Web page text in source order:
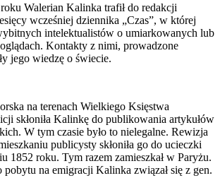
Walerian Kalinka trafił do redakcji
wcześniej dziennika „Czas”, w której
intelektualistów o umiarkowanych lub
Kontakty z nimi, prowadzone
jego wiedzę o świecie.
na terenach Wielkiego Księstwa
skłoniła Kalinkę do publikowania artykułów
W tym czasie było to nielegalne. Rewizja
publicysty skłoniła go do ucieczki
1852 roku. Tym razem zamieszkał w Paryżu.
pobytu na emigracji Kalinka związał się z gen.